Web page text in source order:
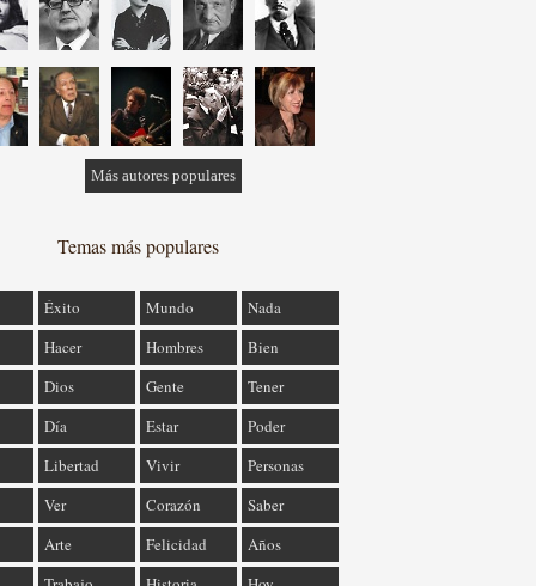
Más autores populares
Temas más populares
Éxito Mundo
Nada
Hacer Hombres
Bien
Dios Gente
Tener
Día Estar
Poder
Libertad Vivir
Personas
Ver Corazón
Saber
Arte Felicidad
Años